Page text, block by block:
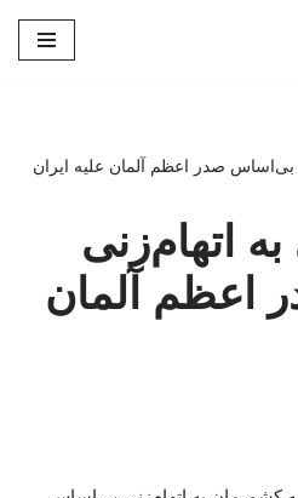
بی‌اساس صدر اعظم آلمان علیه ایران
اتهام‌زنی
اعظم آلمان